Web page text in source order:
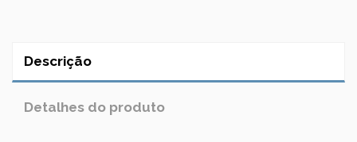
Descrição
Detalhes do produto